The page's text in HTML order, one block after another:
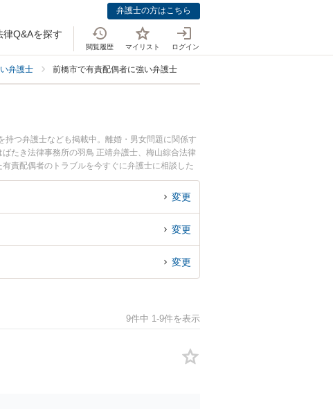
弁護士の方はこちら
律Q&Aを探す
閲覧履歴 マイリスト ログイン
弁護士 前橋市で有責配偶者に強い弁護士
つ弁護士なども掲載中。離婚・男女問題に関係す
たき法律事務所の羽鳥 正靖弁護士、梅山綜合法律
責配偶者のトラブルを今すぐに弁護士に相談した
市内の弁護士に相談予約したい』などでお困りの相
変更
変更
変更
9件中 1-9件を表示